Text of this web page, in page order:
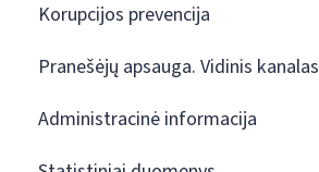
Korupcijos prevencija
Pranešėjų apsauga. Vidinis kanalas
Administracinė informacija